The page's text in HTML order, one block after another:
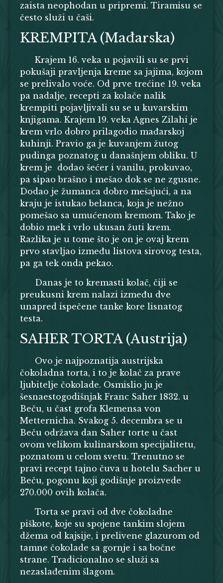
zaista neophodan u pripremi. Tiramisu se
često služi u čaši.
KREMPITA (Mađarska)
Krajem 16. veka u pojavili su se prvi
pokušaji pravljenja kreme sa jajima, kojom
se prelivalo voće. Od prve trećine 19. veka
pa nadalje, recepti za kolače nalik
krempiti pojavljivali su se u kuvarskim
knjigama. Krajem 19. veka Agnes Zilahi je
krem vrlo dobro prilagodio mađarskoj
kuhinji. Pravio ga je kuvanjem žutog
pudinga poznatog u današnjem obliku. U
krem je dodao šećer i vanilu, prokuvao,
pa sipao brašno i mešao dok se ne zgusne.
Dodao je žumanca dobro mešajući, a na
kraju je istukao belanca, koja je nežno
pomešao sa umućenom kremom. Tako je
dobio mek i vrlo ukusan žuti krem.
Razlika je u tome što je on je ovaj krem
prvo stavljao između listova sirovog testa,
pa ga tek onda pekao.
Danas je to kremasti kolač, čiji se
preukusni krem nalazi između dve
unapred ispečene tanke kore lisnatog
testa.
SAHER TORTA (Austrija)
Ovo je najpoznatija austrijska
čokoladna torta, i to je kolač za prave
ljubitelje čokolade. Osmislio ju je
šesnaestogodišnjak Franc Saher 1832. u
Beču, u čast grofa Klemensa von
Metternicha. Svakog 5. decembra se u
Beču održava dan Saher torte u čast
ovom velikom kulinarskom specijalitetu,
poznatom u celom svetu. Trenutno se
pravi recept tajno čuva u hotelu Sacher u
Beču, pogonu koji godišnje proizvede
270.000 ovih kolača.
Torta se pravi od dve čokoladne
piškote, koje su spojene tankim slojem
džema od kajsije, i prelivene glazurom od
tamne čokolade sa gornje i sa bočne
strane. Tradicionalno se služi sa
nezaslađenim šlagom.